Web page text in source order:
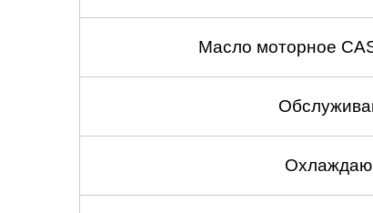
Масло моторное